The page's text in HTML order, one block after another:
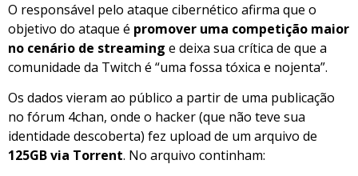
O responsável pelo ataque cibernético afirma que o
objetivo do ataque é promover uma competição maior
no cenário de streaming e deixa sua crítica de que a
comunidade da Twitch é “uma fossa tóxica e nojenta”.
Os dados vieram ao público a partir de uma publicação
no fórum 4chan, onde o hacker (que não teve sua
identidade descoberta) fez upload de um arquivo de
125GB via Torrent. No arquivo continham: